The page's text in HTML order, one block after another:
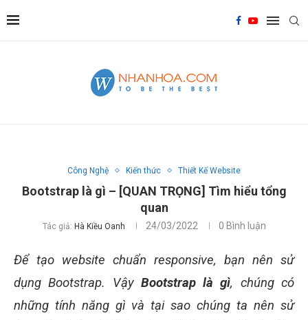
Công Nghệ Kiến thức Thiết Kế Website
Bootstrap là gì – [QUAN TRỌNG] Tìm hiểu tổng
quan
Tác giả: Hà Kiều Oanh 24/03/2022 0 Bình luận
Để tạo website chuẩn responsive, bạn nên sử
dụng Bootstrap. Vậy Bootstrap là gì, chúng có
những tính năng gì và tại sao chúng ta nên sử